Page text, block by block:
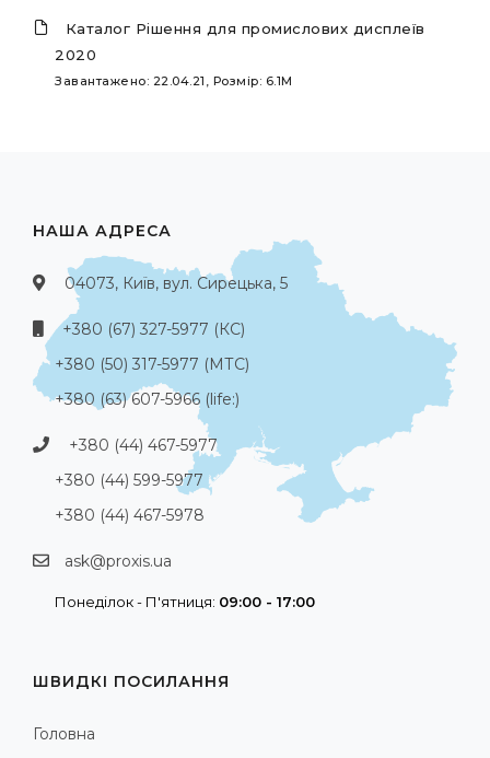
Каталог Рішення для промислових дисплеїв
2020
Завантажено: 22.04.21, Розмір: 6.1M
НАША АДРЕСА
04073, Київ, вул. Сирецька, 5
+380 (67) 327-5977 (КС)
+380 (50) 317-5977 (МТС)
+380 (63) 607-5966 (life:)
+380 (44) 467-5977
+380 (44) 599-5977
+380 (44) 467-5978
ask@proxis.ua
Понеділок - П'ятниця: 09:00 - 17:00
ШВИДКІ ПОСИЛАННЯ
Головна